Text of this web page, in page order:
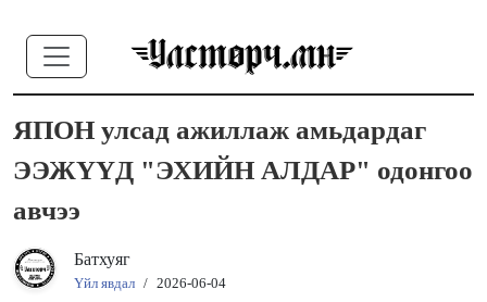
ЯПОН улсад ажиллаж амьдардаг
ЭЭЖҮҮД "ЭХИЙН АЛДАР" одонгоо
авчээ
Батхуяг
Үйл явдал / 2026-06-04